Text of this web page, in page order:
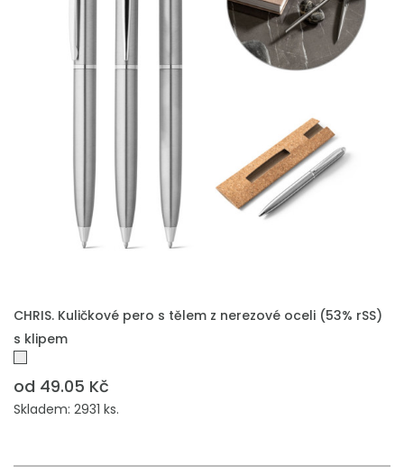
PŘIDAT DO POPTÁVKY
CHRIS. Kuličkové pero s tělem z nerezové oceli (53% rSS)
s klipem
od 49.05 Kč
Skladem: 2931 ks.